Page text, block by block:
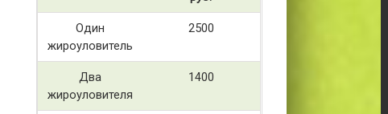
Один
жироуловитель
2500
Два
жироуловителя
1400